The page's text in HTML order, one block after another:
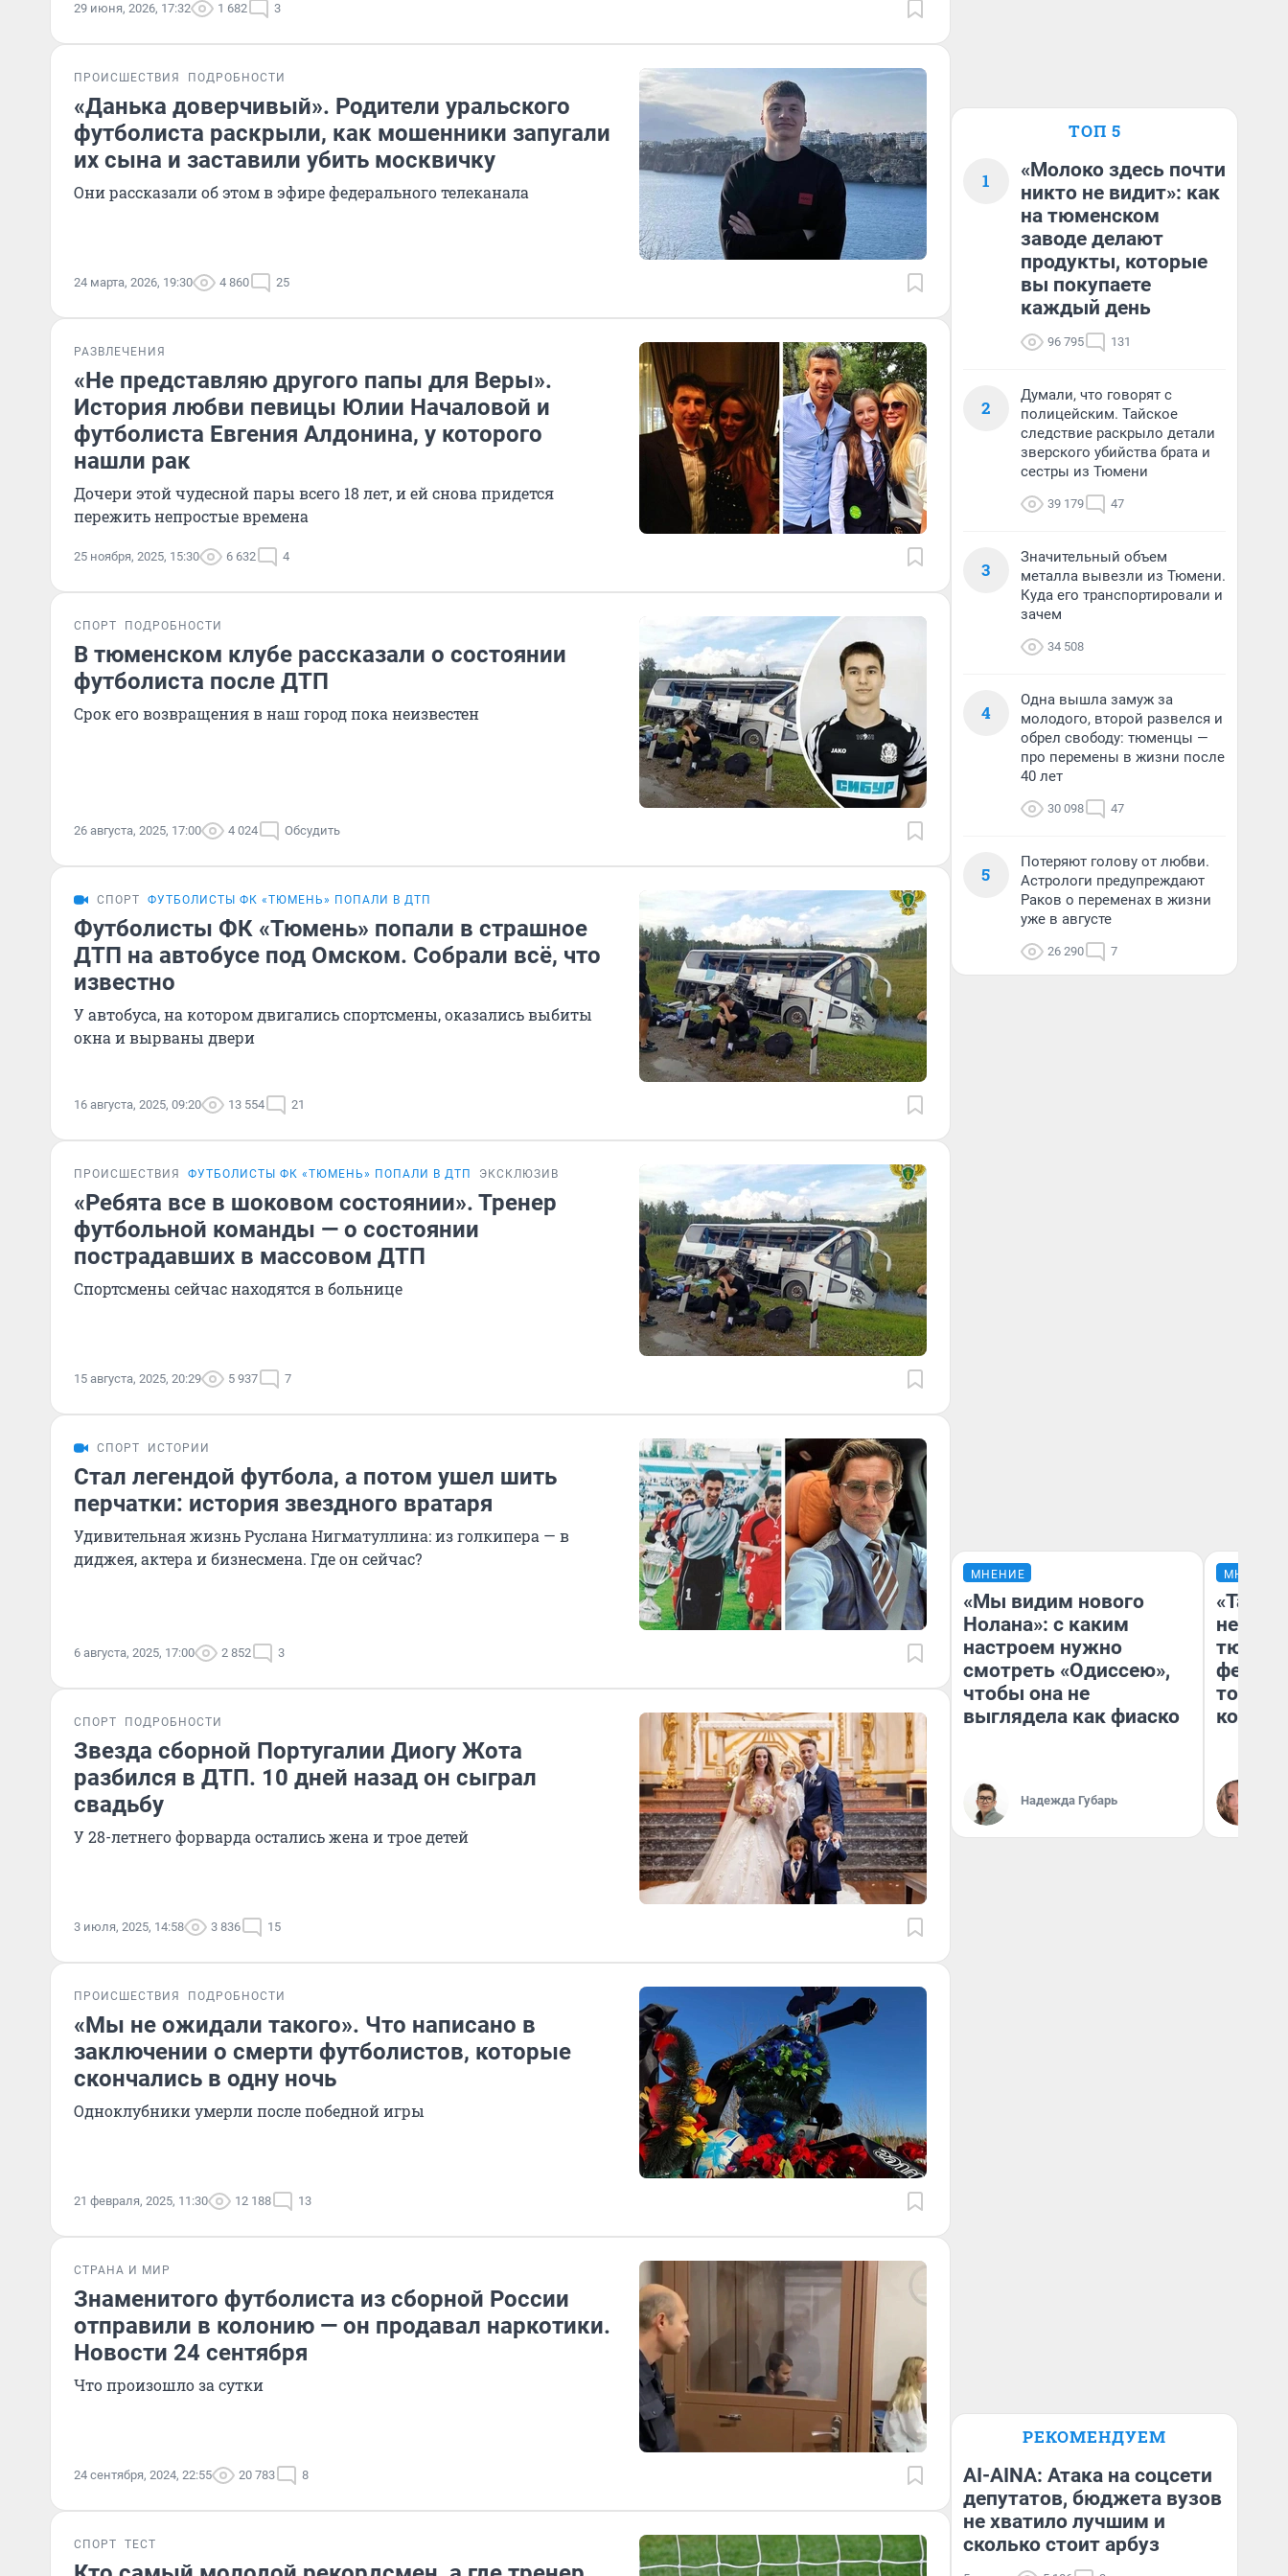
29 июня, 2026, 17:32 1 682 3
ПРОИСШЕСТВИЯ ПОДРОБНОСТИ
«Данька доверчивый». Родители уральского
футболиста раскрыли, как мошенники запугали
их сына и заставили убить москвичку
Они рассказали об этом в эфире федерального телеканала
24 марта, 2026, 19:30 4 860 25
РАЗВЛЕЧЕНИЯ
«Не представляю другого папы для Веры».
История любви певицы Юлии Началовой и
футболиста Евгения Алдонина, у которого
нашли рак
Дочери этой чудесной пары всего 18 лет, и ей снова придется
пережить непростые времена
25 ноября, 2025, 15:30 6 632 4
СПОРТ ПОДРОБНОСТИ
В тюменском клубе рассказали о состоянии
футболиста после ДТП
Срок его возвращения в наш город пока неизвестен
26 августа, 2025, 17:00 4 024 Обсудить
СПОРТ ФУТБОЛИСТЫ ФК «ТЮМЕНЬ» ПОПАЛИ В ДТП
Футболисты ФК «Тюмень» попали в страшное
ДТП на автобусе под Омском. Собрали всё, что
известно
У автобуса, на котором двигались спортсмены, оказались выбиты
окна и вырваны двери
16 августа, 2025, 09:20 13 554 21
ПРОИСШЕСТВИЯ ФУТБОЛИСТЫ ФК «ТЮМЕНЬ» ПОПАЛИ В ДТП ЭКСКЛЮЗИВ
«Ребята все в шоковом состоянии». Тренер
футбольной команды — о состоянии
пострадавших в массовом ДТП
Спортсмены сейчас находятся в больнице
15 августа, 2025, 20:29 5 937 7
СПОРТ ИСТОРИИ
Стал легендой футбола, а потом ушел шить
перчатки: история звездного вратаря
Удивительная жизнь Руслана Нигматуллина: из голкипера — в
диджея, актера и бизнесмена. Где он сейчас?
6 августа, 2025, 17:00 2 852 3
СПОРТ ПОДРОБНОСТИ
Звезда сборной Португалии Диогу Жота
разбился в ДТП. 10 дней назад он сыграл
свадьбу
У 28-летнего форварда остались жена и трое детей
3 июля, 2025, 14:58 3 836 15
ПРОИСШЕСТВИЯ ПОДРОБНОСТИ
«Мы не ожидали такого». Что написано в
заключении о смерти футболистов, которые
скончались в одну ночь
Одноклубники умерли после победной игры
21 февраля, 2025, 11:30 12 188 13
СТРАНА И МИР
Знаменитого футболиста из сборной России
отправили в колонию — он продавал наркотики.
Новости 24 сентября
Что произошло за сутки
24 сентября, 2024, 22:55 20 783 8
СПОРТ ТЕСТ
ТОП 5
1
«Молоко здесь почти
никто не видит»: как
на тюменском
заводе делают
продукты, которые
вы покупаете
каждый день
96 795 131
2
Думали, что говорят с
полицейским. Тайское
следствие раскрыло детали
зверского убийства брата и
сестры из Тюмени
39 179 47
3
Значительный объем
металла вывезли из Тюмени.
Куда его транспортировали и
зачем
34 508
4
Одна вышла замуж за
молодого, второй развелся и
обрел свободу: тюменцы —
про перемены в жизни после
40 лет
30 098 47
5
Потеряют голову от любви.
Астрологи предупреждают
Раков о переменах в жизни
уже в августе
26 290 7
МНЕНИЕ
«Мы видим нового
Нолана»: с каким
настроем нужно
смотреть «Одиссею»,
чтобы она не
выглядела как фиаско
Надежда Губарь
МНЕНИЕ
не
РЕКОМЕНДУЕМ
AI-AINA: Атака на соцсети
депутатов, бюджета вузов
не хватило лучшим и
сколько стоит арбуз